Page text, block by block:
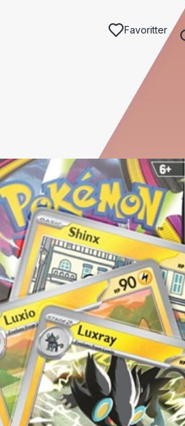
Favoritter